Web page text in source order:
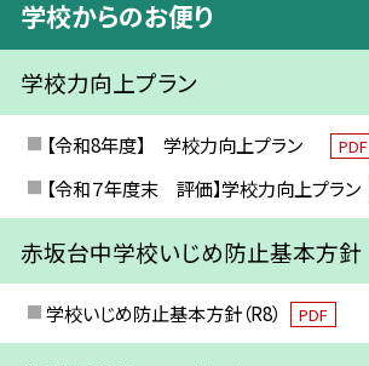
学校からのお便り
学校力向上プラン
【令和8年度】 学校力向上プラン PDF
【令和７年度末 評価】学校力向上プラン
赤坂台中学校いじめ防止基本方針
学校いじめ防止基本方針（R8） PDF